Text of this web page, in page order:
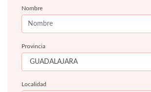
Nombre
Provincia
Localidad